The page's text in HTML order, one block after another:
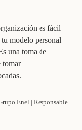
es fácil
modelo personal
una toma de
tomar
Enel | Responsable